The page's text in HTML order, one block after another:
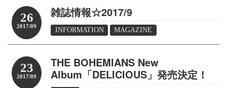
26
2017/09
雑誌情報☆2017/9
INFORMATION MAGAZINE
23
2017/09
THE BOHEMIANS New
Album「DELICIOUS」発売決定！